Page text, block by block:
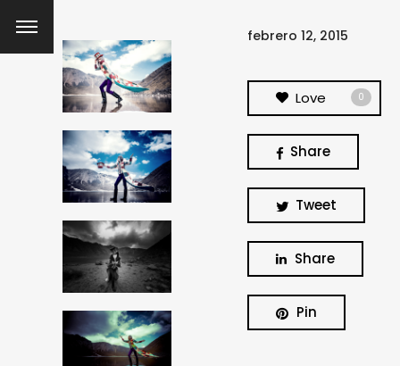
febrero 12, 2015
Love 0
Share
Tweet
Share
Pin